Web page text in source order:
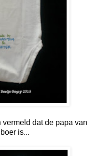
dat de papa van
is...